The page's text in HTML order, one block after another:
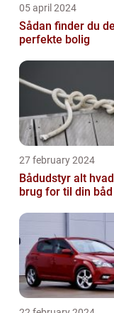
05 april 2024
Sådan finder du
perfekte bolig
27 february 2024
Bådudstyr alt hvad du har
brug for til din båd